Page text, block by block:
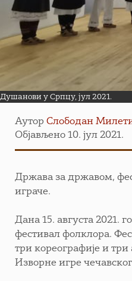
Душанови у Српцу, јул 2021.
АуторСлободан
Објављено 10. јул 2021.
Држава за државом,
играче.
Дана 15. августа 2021.
фестивал фолклора.
три кореографије и
Изворне игре